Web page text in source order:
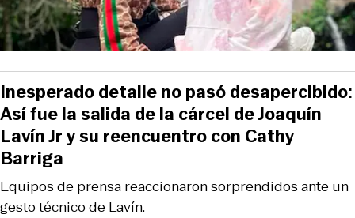
Equipos de prensa reaccionaron sorprendidos ante un
gesto técnico de Lavín.
Inesperado detalle no pasó desapercibido:
Así fue la salida de la cárcel de Joaquín
Lavín Jr y su reencuentro con Cathy
Barriga